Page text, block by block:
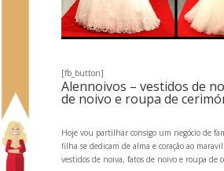
[fb_button]
Alennoivos – vestidos de
de noivo e roupa de
Hoje vou partilhar consigo um negócio de
filha se dedicam de alma e coração ao
vestidos de noiva, fatos de noivo e roupa de